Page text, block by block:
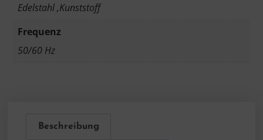
Edelstahl ,Kunststoff
Frequenz
50/60 Hz
Beschreibung